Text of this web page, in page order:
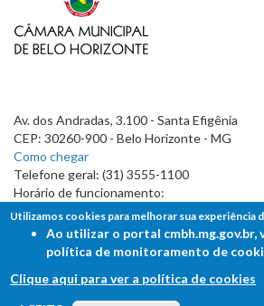
Av. dos Andradas, 3.100 - Santa Efigênia
CEP: 30260-900 - Belo Horizonte - MG
Como chegar
Telefone geral: (31) 3555-1100
Horário de funcionamento:
7h às 19h
FALE COM A CÂMARA
Utilizamos cookies para melhorar sua experiência
Ao utilizar o portal cmbh.mg.gov.br,
política de monitoramento de
Clique aqui para ver a política de cookies